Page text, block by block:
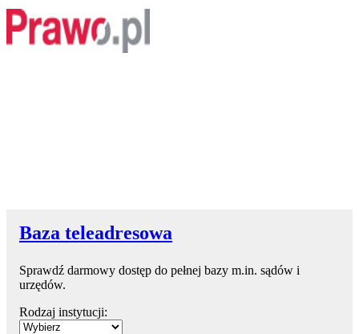
Baza teleadresowa
Sprawdź darmowy dostęp do pełnej bazy m.in. sądów i
urzędów.
Rodzaj instytucji: